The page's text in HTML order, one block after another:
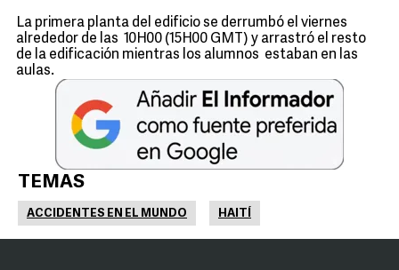
La primera planta del edificio se derrumbó el viernes
alrededor de las 10H00 (15H00 GMT) y arrastró el resto
de la edificación mientras los alumnos estaban en las
aulas.
TEMAS
ACCIDENTES EN EL MUNDO HAITÍ